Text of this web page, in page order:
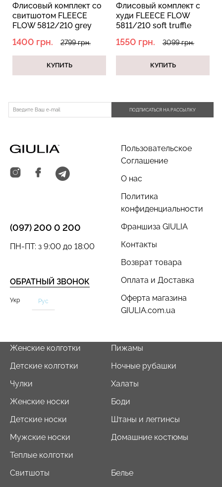
Флисовый комплект со
свитшотом FLEECE
FLOW 5812/210 grey
1400 грн. 2799 грн.
КУПИТЬ
Флисовый комплект с
худи FLEECE FLOW
5811/210 soft truffle
1550 грн. 3099 грн.
КУПИТЬ
ПОДПИСАТЬСЯ НА РАССЫЛКУ
Пользовательское
Соглашение
О нас
Политика
конфиденциальности
Франшиза GIULIA
Контакты
Возврат товара
Оплата и Доставка
Оферта магазина
GIULIA.com.ua
(097) 200 0 200
ОБРАТНЫЙ ЗВОНОК
ПН-ПТ: з 9:00 до 18:00
Укр Рус
Женские колготки
Детские колготки
Чулки
Женские носки
Детские носки
Мужские носки
Теплые колготки
Пижамы
Ночные рубашки
Халаты
Боди
Штаны и леггинсы
Домашние костюмы
Свитшоты
Белье
коррекцией BRA
SHAPEWEAR nude
эффектом бесшовные
TRACKS SHAPE black